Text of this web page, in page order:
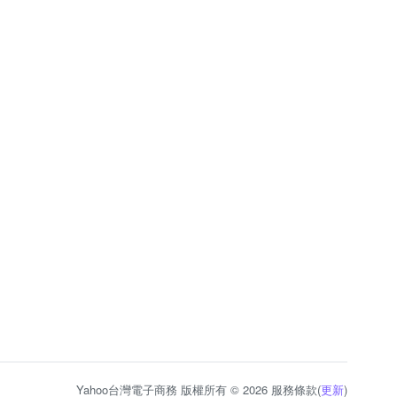
Yahoo台灣電子商務 版權所有 © 2026 服務條款(更新)